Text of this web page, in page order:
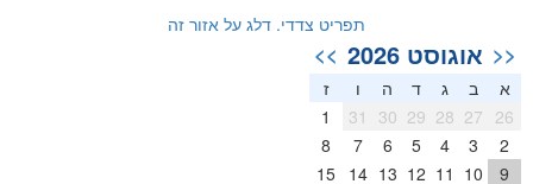
תפריט צדדי. דלג על אזור זה
<< אוגוסט 2026 >>
א ב ג ד ה
ז
26
27
28
29
30
31
2
3
4
5
6
7
8
9
10
11
12
13
14
15